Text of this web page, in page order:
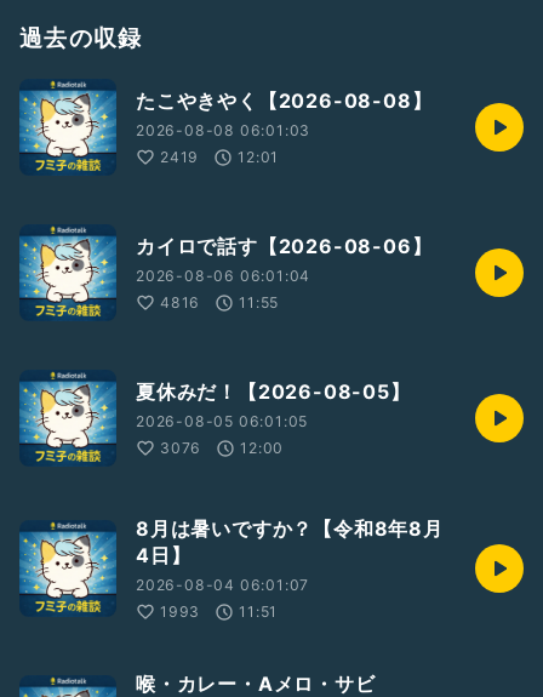
過去の収録
たこやきやく【2026-08-08】
2026-08-08 06:01:03
2419
12:01
カイロで話す【2026-08-06】
2026-08-06 06:01:04
4816
11:55
夏休みだ！【2026-08-05】
2026-08-05 06:01:05
3076
12:00
8月は暑いですか？【令和8年8月
4日】
2026-08-04 06:01:07
1993
11:51
喉・カレー・Aメロ・サビ